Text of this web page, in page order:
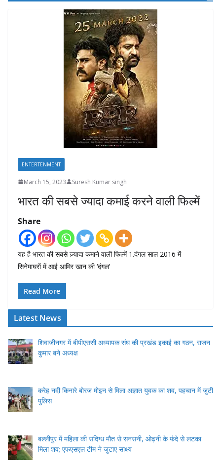
ENTERTENMENT
March 15, 2023 Suresh Kumar singh
भारत की सबसे ज्यादा कमाई करने वाली फिल्में
Share
यह है भारत की सबसे ज़्यादा कमाने वाली फिल्में 1.दंगल साल 2016 में
सिनेमाघरों में आई आमिर खान की ‘दंगल’
Read More
Latest News
शिवाजीनगर में बीपीएससी अध्यापक संघ की प्रखंड इकाई का गठन, राजन
कुमार बने अध्यक्ष
करेह नदी किनारे बोरज मोइन से मिला अज्ञात युवक का शव, पहचान में जुटी
पुलिस
बल्लीपुर में महिला की संदिग्ध मौत से सनसनी, ओढ़नी के फंदे से लटका
मिला शव; एफएसएल टीम ने जुटाए साक्ष्य